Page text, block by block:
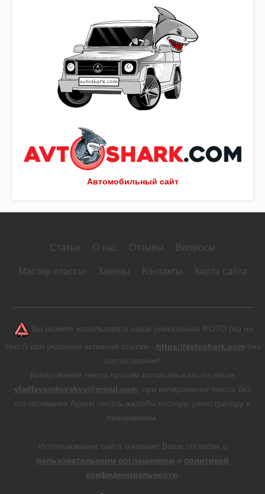
Автомобильный сайт
Статьи О нас Отзывы Вопросы
Мастер-классы Законы Контакты Карта сайта
Вы можете использовать наши уникальные ФОТО (но не
текст) при указании активной ссылки - https://avtoshark.com без
согласования!
Копирование текста просим согласовывать по почте
vladlevandovskyy@gmail.com , при копировании текста без
согласования будем писать жалобы хостеру, регистратору и
поисковикам.
Использование сайта означает Ваше согласие с
пользовательским соглашением и политикой
конфиденциальности